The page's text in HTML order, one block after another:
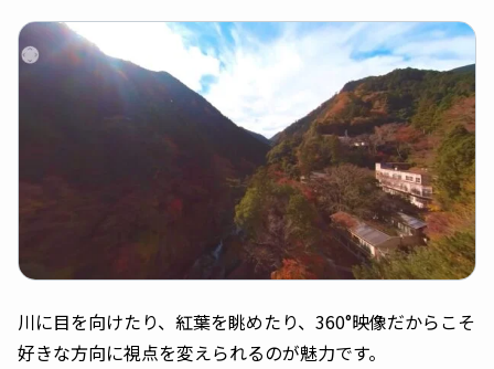
川に目を向けたり、紅葉を眺めたり、360°映像だからこそ
好きな方向に視点を変えられるのが魅力です。